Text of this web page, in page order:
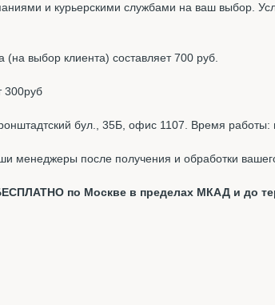
и курьерскими службами на ваш выбор.
выбор клиента) составляет 700 руб.
300руб
бул., 35Б, офис 1107. Время работы:
менеджеры после получения и обработки
по Москве в пределах МКАД и до